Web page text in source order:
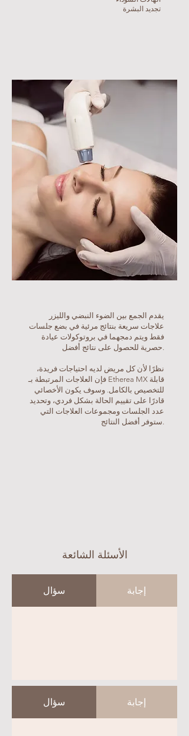
تجديد البشرة
يقدم الجمع بين الضوء النبضي والليزر
علاجات سريعة بنتائج مرئية في بضع جلسات
فقط ويتم دمجهما في بروتوكولات عيادة
حصرية للحصول على نتائج أفضل.
نظرًا لأن كل مريض لديه احتياجات فريدة،
فإن العلاجات المرتبطة بـ Etherea MX قابلة
للتخصيص بالكامل. وسوف يكون الأخصائي
قادرًا على تقييم الحالة بشكل فردي، وتحديد
عدد الجلسات ومجموعات العلاجات التي
ستوفر أفضل النتائج.
الأسئلة الشائعة
سؤال إجابة
سؤال إجابة